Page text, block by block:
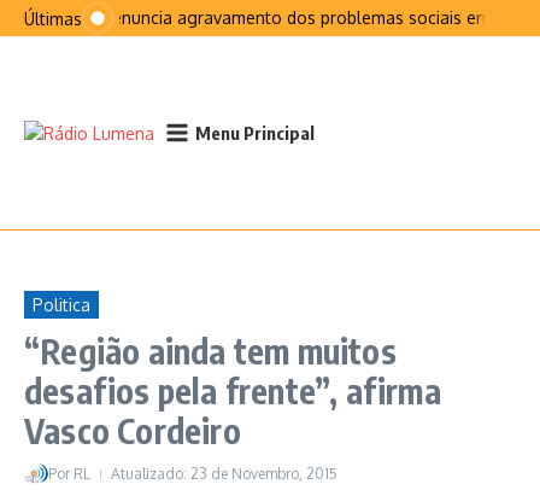
Ir para o conteúdo
ÚltimasPCP denuncia agravamento dos problemas sociais em São
Menu Principal
Politica
“Região ainda tem muitos
desafios pela frente”, afirma
Vasco Cordeiro
Por RL Atualizado: 23 de Novembro, 2015